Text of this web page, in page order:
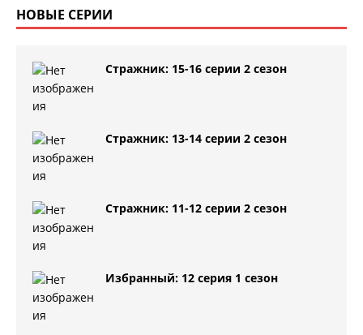
НОВЫЕ СЕРИИ
Стражник: 15-16 серии 2 сезон
Стражник: 13-14 серии 2 сезон
Стражник: 11-12 серии 2 сезон
Избранный: 12 серия 1 сезон